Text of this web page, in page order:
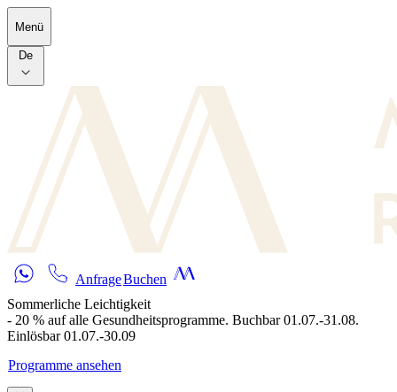
Skip to main content
Menü
De
AnfrageBuchen
Sommerliche Leichtigkeit
- 20 % auf alle Gesundheitsprogramme. Buchbar 01.07.-31.08.
Einlösbar 01.07.-30.09
Programme ansehen